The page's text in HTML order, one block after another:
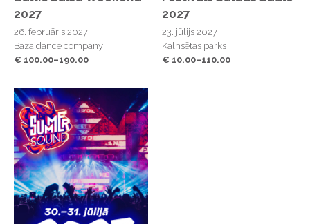
2027
26. februāris 2027
Baza dance company
€ 100.00–190.00
2027
23. jūlijs 2027
Kalnsētas parks
€ 10.00–110.00